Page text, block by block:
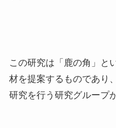
この研究は「鹿の角」と
材を提案するものであり
研究を行う研究グループ